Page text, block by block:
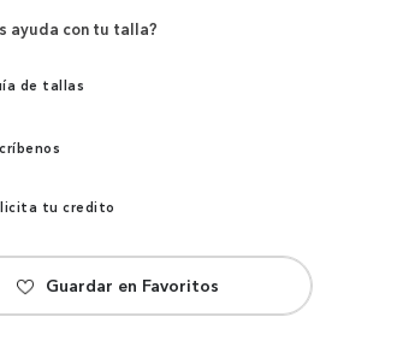
ayuda con tu talla?
de tallas
tu credito